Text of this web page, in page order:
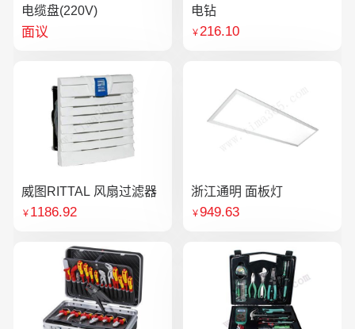
电缆盘(220V)
面议
电钻
￥216.10
威图RITTAL 风扇过滤器
￥ 1186.92
浙江通明 面板灯
￥949.63